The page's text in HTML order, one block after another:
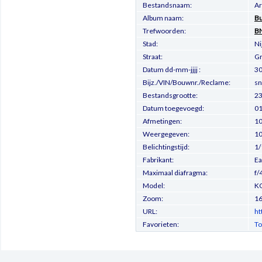
Bestandsnaam:
Album naam:
Trefwoorden:
Stad:
Straat:
Datum dd-mm-jjjj :
Bijz./VIN/Bouwnr./Reclame:
Bestandsgrootte:
Datum toegevoegd:
Afmetingen:
Weergegeven:
Belichtingstijd:
Fabrikant:
Maximaal diafragma:
f/
Model:
Zoom:
URL:
Favorieten: